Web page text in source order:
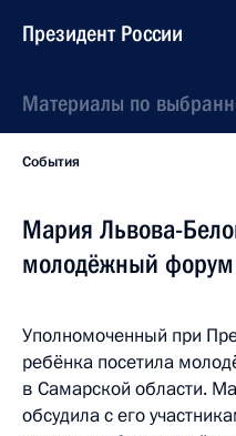
Президент России
Материалы по
События
Мария Львова-
молодёжный форум
Уполномоченный при
ребёнка посетила
в Самарской области.
обсудила с его